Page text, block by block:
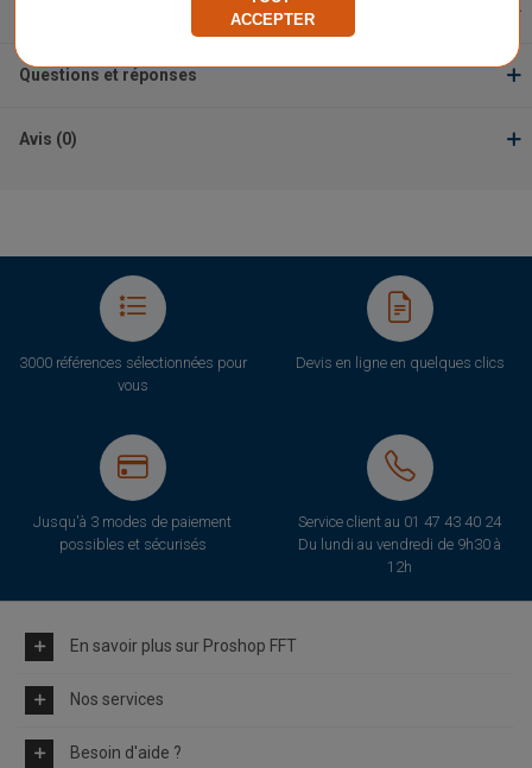
Questions et réponses
Avis (0)
3000 références sélectionnées pour
vous
Devis en ligne en quelques clics
Jusqu'à 3 modes de paiement
possibles et sécurisés
Service client au 01 47 43 40 24
Du lundi au vendredi de 9h30 à
12h
En savoir plus sur Proshop FFT
Nos services
Besoin d'aide ?
ACCEPTER